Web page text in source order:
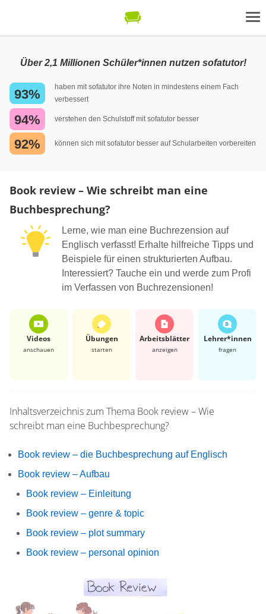
Über 2,1 Millionen Schüler*innen nutzen sofatutor!
93%
haben mit sofatutor ihre Noten in mindestens einem Fach
verbessert
94% verstehen den Schulstoff mit sofatutor besser
92% können sich mit sofatutor besser auf Schularbeiten vorbereiten
Book review – Wie schreibt man eine
Buchbesprechung?
Lerne, wie man eine Buchrezension auf
Englisch verfasst! Erhalte hilfreiche Tipps und
Beispiele für einen strukturierten Aufbau.
Interessiert? Tauche ein und werde zum Profi
im Verfassen von Buchrezensionen!
Videos
anschauen
Übungen
starten
Arbeits­blätter
anzeigen
Lehrer*​innen
fragen
Inhaltsverzeichnis zum Thema Book review – Wie
schreibt man eine Buchbesprechung?
Book review – die Buchbesprechung auf Englisch
Book review – Aufbau
Book review – Einleitung
Book review – genre & topic
Book review – plot summary
Book review – personal opinion